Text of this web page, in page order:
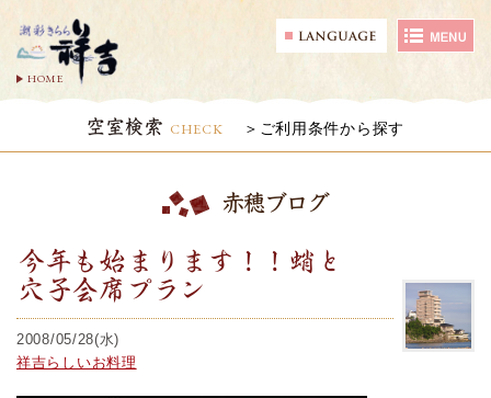
HOME
空室検索 CHECK ご利用条件から探す
赤穂ブログ
今年も始まります！！蛸と
穴子会席プラン
2008/05/28(水)
祥吉らしいお料理